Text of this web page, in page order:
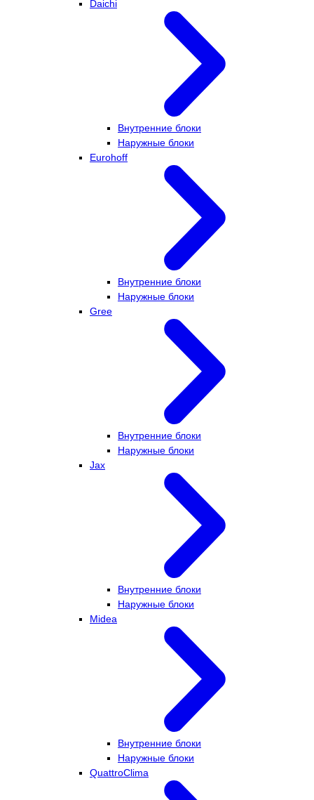
Daichi
Внутренние блоки
Наружные блоки
Eurohoff
Внутренние блоки
Наружные блоки
Gree
Внутренние блоки
Наружные блоки
Jax
Внутренние блоки
Наружные блоки
Midea
Внутренние блоки
Наружные блоки
QuattroClima